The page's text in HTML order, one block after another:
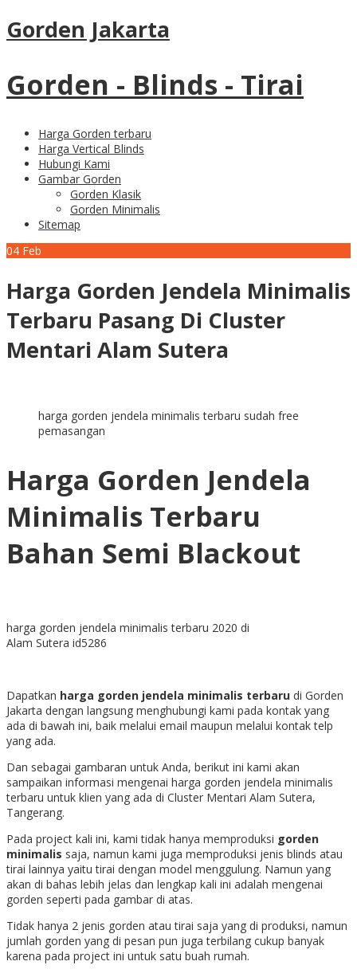
Gorden Jakarta
Gorden - Blinds - Tirai
Harga Gorden terbaru
Harga Vertical Blinds
Hubungi Kami
Gambar Gorden
Gorden Klasik
Gorden Minimalis
Sitemap
04 Feb
Harga Gorden Jendela Minimalis
Terbaru Pasang Di Cluster
Mentari Alam Sutera
harga gorden jendela minimalis terbaru sudah free
pemasangan
Harga Gorden Jendela
Minimalis Terbaru
Bahan Semi Blackout
harga gorden jendela minimalis terbaru 2020 di
Alam Sutera id5286
Dapatkan harga gorden jendela minimalis terbaru di Gorden
Jakarta dengan langsung menghubungi kami pada kontak yang
ada di bawah ini, baik melalui email maupun melalui kontak telp
yang ada.
Dan sebagai gambaran untuk Anda, berikut ini kami akan
sampaikan informasi mengenai harga gorden jendela minimalis
terbaru untuk klien yang ada di Cluster Mentari Alam Sutera,
Tangerang.
Pada project kali ini, kami tidak hanya memproduksi gorden
minimalis saja, namun kami juga memproduksi jenis blinds atau
tirai lainnya yaitu tirai dengan model menggulung. Namun yang
akan di bahas lebih jelas dan lengkap kali ini adalah mengenai
gorden seperti pada gambar di atas.
Tidak hanya 2 jenis gorden atau tirai saja yang di produksi, namun
jumlah gorden yang di pesan pun juga terbilang cukup banyak
karena pada project ini untuk satu buah rumah.